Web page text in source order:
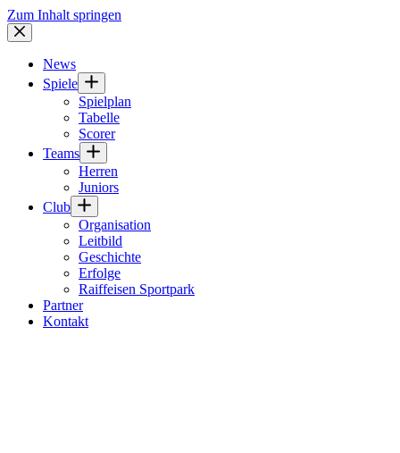
Zum Inhalt springen
News
Spiele
Spielplan
Tabelle
Scorer
Teams
Herren
Juniors
Club
Organisation
Leitbild
Geschichte
Erfolge
Raiffeisen Sportpark
Partner
Kontakt